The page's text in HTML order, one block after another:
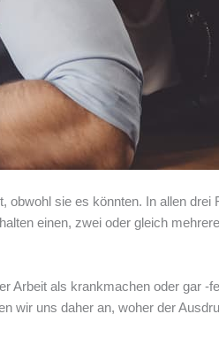
obwohl sie es könnten. In allen drei
einen, zwei oder gleich mehrere
Arbeit als krankmachen oder gar -
wir uns daher an, woher der